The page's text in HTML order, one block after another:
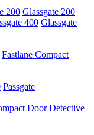
200 Glassgate 200
400 Glassgate
Fastlane Compact
Passgate
Door Detective